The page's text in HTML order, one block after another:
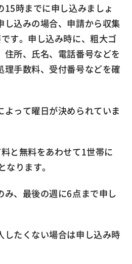
15時までに申し込みましょ
し込みの場合、申請から収集
す。申し込み時に、粗大ゴ
住所、氏名、電話番号などを
理手数料、受付番号などを確
って曜日が決められていま
と無料をあわせて1世帯に
ります。
、最後の週に6点まで申し
たくない場合は申し込み時